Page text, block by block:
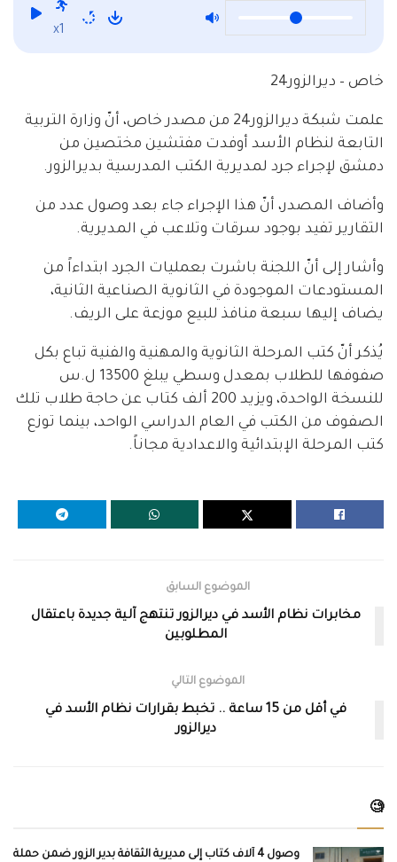
x1
خاص – ديرالزور24
علمت شبكة ديرالزور24 من مصدر خاص، أنّ وزارة التربية
التابعة لنظام الأسد أوفدت مفتشين مختصين من
دمشق لإجراء جرد لمديرية الكتب المدرسية بديرالزور.
وأضاف المصدر، أنّ هذا الإجراء جاء بعد وصول عدد من
التقارير تفيد بوجود سرقات وتلاعب في المديرية.
وأشار إلى أنّ اللجنة باشرت بعمليات الجرد ابتداءاً من
المستودعات الموجودة في الثانوية الصناعية الثانية،
يضاف إليها سبعة منافذ للبيع موزعة على الريف.
يُذكر أنّ كتب المرحلة الثانوية والمهنية والفنية تباع بكل
صفوفها للطلاب بمعدل وسطي يبلغ 13500 ل.س
للنسخة الواحدة، ويزيد 200 ألف كتاب عن حاجة طلاب تلك
الصفوف من الكتب في العام الدراسي الواحد، بينما توزع
كتب المرحلة الإبتدائية والاعدادية مجاناً.
الموضوع السابق
مخابرات نظام الأسد في ديرالزور تنتهج آلية جديدة باعتقال
المطلوبين
الموضوع التالي
في أقل من 15 ساعة .. تخبط بقرارات نظام الأسد في
ديرالزور
🧐
وصول 4 آلاف كتاب إلى مديرية الثقافة بدير الزور ضمن حملة